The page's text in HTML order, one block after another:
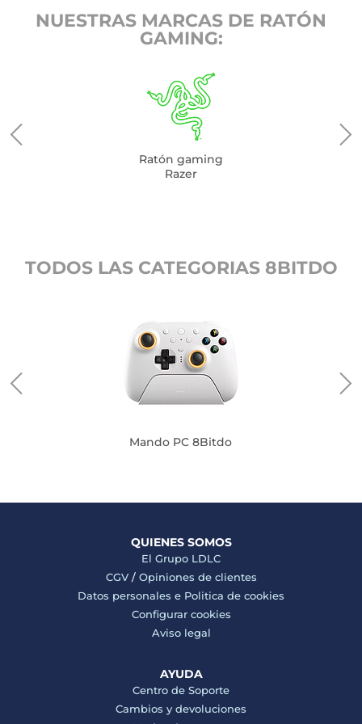
NUESTRAS MARCAS DE RATÓN
GAMING:
Ratón gaming
Razer
TODOS LAS CATEGORIAS 8BITDO
Mando PC 8Bitdo
QUIENES SOMOS
El Grupo LDLC
CGV/ Opiniones de clientes
Datos personales e Politica de cookies
Configurar cookies
Aviso legal
AYUDA
Centro de Soporte
Cambios y devoluciones